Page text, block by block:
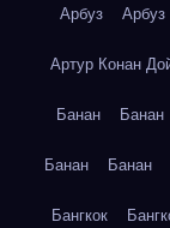
Арбуз Арбуз
Артур Конан
Банан Банан
Банан Банан
Бангкок